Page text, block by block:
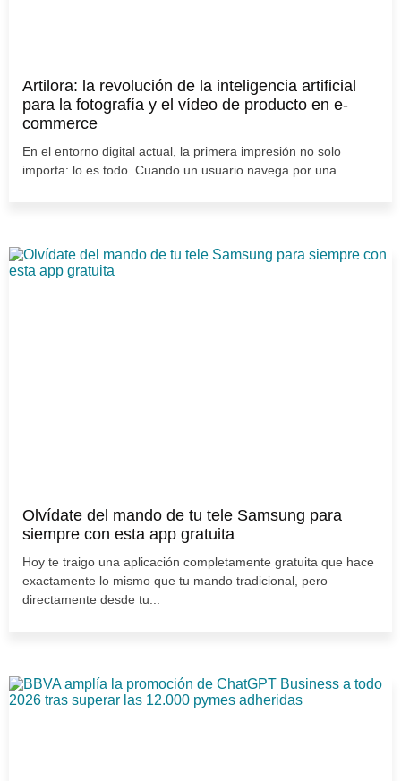
Artilora: la revolución de la inteligencia artificial
para la fotografía y el vídeo de producto en e-
commerce
En el entorno digital actual, la primera impresión no solo
importa: lo es todo. Cuando un usuario navega por una...
Olvídate del mando de tu tele Samsung para
siempre con esta app gratuita
Hoy te traigo una aplicación completamente gratuita que hace
exactamente lo mismo que tu mando tradicional, pero
directamente desde tu...